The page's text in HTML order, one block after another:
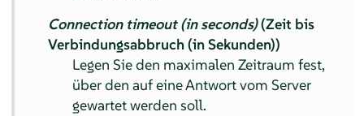
Connection timeout (in seconds)(Zeit bis
Verbindungsabbruch (in Sekunden))
Legen Sie den maximalen Zeitraum fest,
über den auf eine Antwort vom Server
gewartet werden soll.